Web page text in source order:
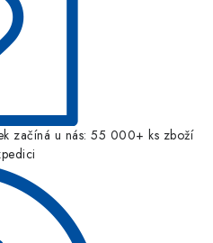
začíná u nás: 55 000+ ks zboží